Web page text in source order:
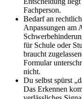
Fachperson.
Bedarf an
Anpassungen am
für Schule oder
braucht
Formular
nicht.
Du selbst spürst
Das Erkennen